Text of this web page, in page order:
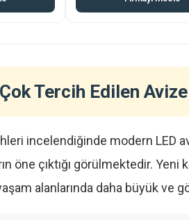
Çok Tercih Edilen
incelendiğinde modern LED
öne çıktığı görülmektedir.
alanlarında daha büyük ve